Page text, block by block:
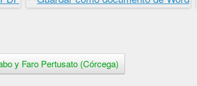
y Faro Pertusato (Córcega)